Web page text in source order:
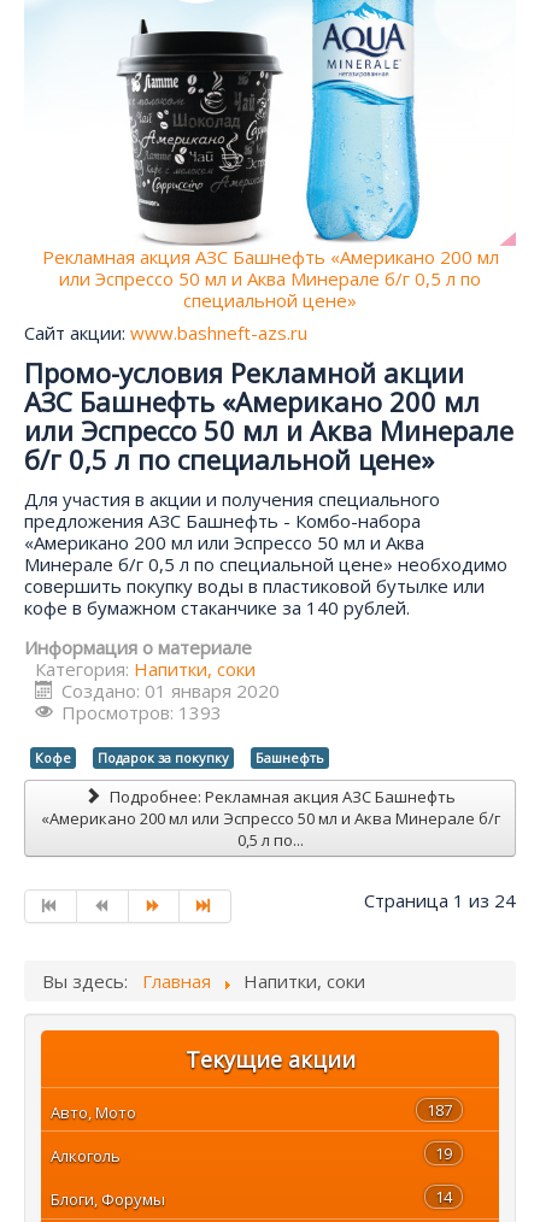
Рекламная акция АЗС Башнефть «Американо 200 мл
или Эспрессо 50 мл и Аква Минерале б/г 0,5 л по
специальной цене»
Сайт акции: www.bashneft-azs.ru
Промо-условия Рекламной акции
АЗС Башнефть «Американо 200 мл
или Эспрессо 50 мл и Аква Минерале
б/г 0,5 л по специальной цене»
Для участия в акции и получения специального
предложения АЗС Башнефть - Комбо-набора
«Американо 200 мл или Эспрессо 50 мл и Аква
Минерале б/г 0,5 л по специальной цене» необходимо
совершить покупку воды в пластиковой бутылке или
кофе в бумажном стаканчике за 140 рублей.
Информация о материале
Категория: Напитки, соки
Создано: 01 января 2020
Просмотров: 1393
Кофе Подарок за покупку Башнефть
Подробнее: Рекламная акция АЗС Башнефть
«Американо 200 мл или Эспрессо 50 мл и Аква Минерале б/г
0,5 л по...
Страница 1 из 24
Вы здесь: Главная Напитки, соки
Текущие акции
187
Авто, Мото
19
Алкоголь
14
Блоги, Форумы